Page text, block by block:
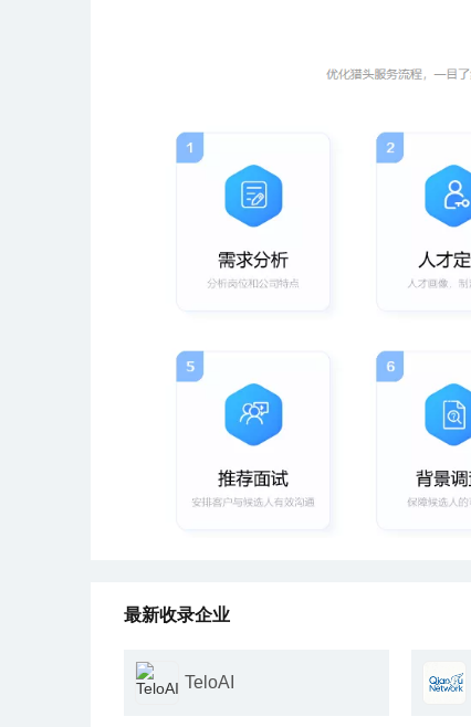
最新收录企业
TeloAI